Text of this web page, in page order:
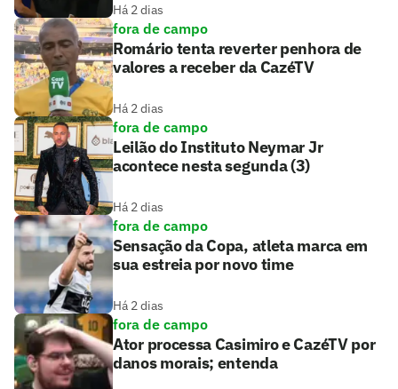
Há 2 dias
fora de campo
Romário tenta reverter penhora de
valores a receber da CazéTV
Há 2 dias
fora de campo
Leilão do Instituto Neymar Jr
acontece nesta segunda (3)
Há 2 dias
fora de campo
Sensação da Copa, atleta marca em
sua estreia por novo time
Há 2 dias
fora de campo
Ator processa Casimiro e CazéTV por
danos morais; entenda